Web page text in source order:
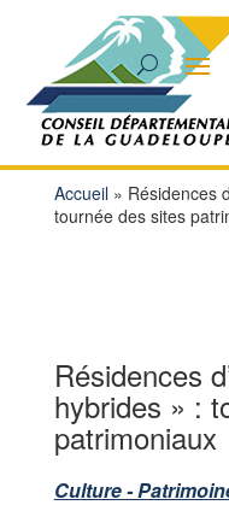
Accueil» Résidences
tournée des sites
Résidences
hybrides » :
patrimoniaux
Culture -